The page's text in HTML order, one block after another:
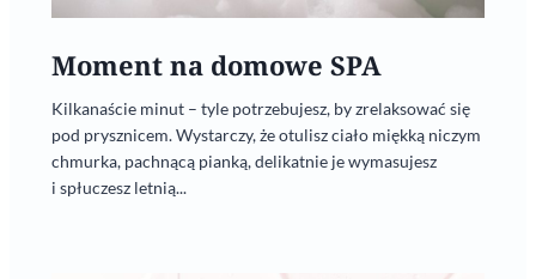
Moment na domowe SPA
Kilkanaście minut – tyle potrzebujesz, by zrelaksować się
pod prysznicem. Wystarczy, że otulisz ciało miękką niczym
chmurka, pachnącą pianką, delikatnie je wymasujesz
i spłuczesz letnią...